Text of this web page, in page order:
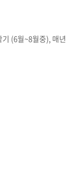
(6월~8월중), 매년